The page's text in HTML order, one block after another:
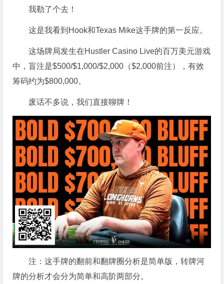
我勒了个去！
这是我看到Hook和Texas Mike这手牌的第一反应。
这场牌局发生在Hustler Casino Live的百万美元游戏
中，盲注是$500/$1,000/$2,000（$2,000前注），有效
筹码约为$800,000。
废话不多说，我们直接聊牌！
注：这手牌的翻前和翻牌圈分析是简单版，转牌河
牌的分析才会分为简单和高阶两部分。